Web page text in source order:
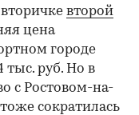
второй
цена
городе
тыс. руб. Но в
с Ростовом-на-
сократилась